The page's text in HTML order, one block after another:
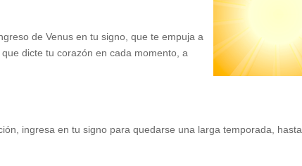
de Venus en tu signo, que te empuja a
dicte tu corazón en cada momento, a
ingresa en tu signo para quedarse una larga temporada,